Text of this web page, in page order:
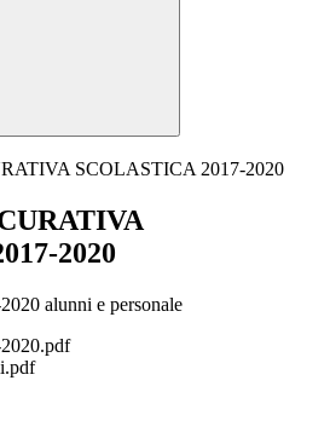
SCOLASTICA 2017-2020
2020
alunni e personale